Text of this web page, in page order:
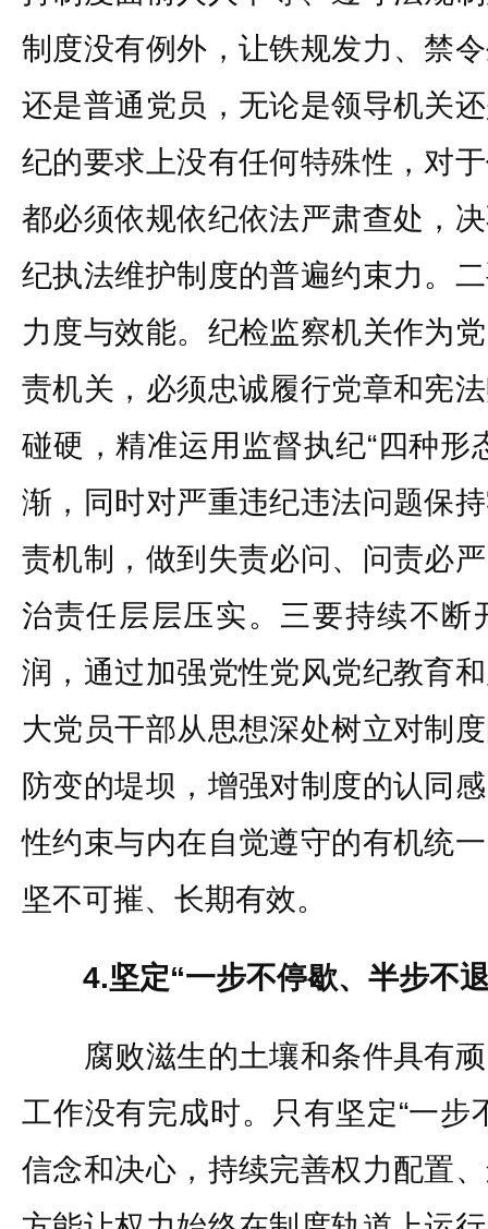
制度没有例外，让铁规发力、禁
还是普通党员，无论是领导机关
纪的要求上没有任何特殊性，对
都必须依规依纪依法严肃查处，
纪执法维护制度的普遍约束力。
力度与效能。纪检监察机关作为
责机关，必须忠诚履行党章和宪
碰硬，精准运用监督执纪“四种形
渐，同时对严重违纪违法问题保
责机制，做到失责必问、问责必
治责任层层压实。三要持续不断
润，通过加强党性党风党纪教育
大党员干部从思想深处树立对制
防变的堤坝，增强对制度的认同
性约束与内在自觉遵守的有机统
坚不可摧、长期有效。
4.坚定“一步不停歇、半步不
腐败滋生的土壤和条件具有顽
工作没有完成时。只有坚定“一步
信念和决心，持续完善权力配置